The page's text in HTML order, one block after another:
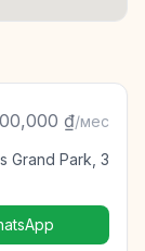
₫/мес
Grand Park, 3